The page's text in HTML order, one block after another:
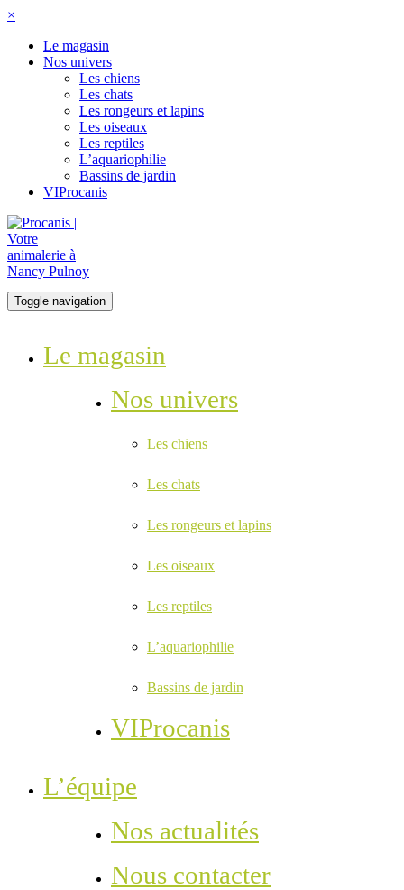
×
Le magasin
Nos univers
Les chiens
Les chats
Les rongeurs et lapins
Les oiseaux
Les reptiles
L’aquariophilie
Bassins de jardin
VIProcanis
Toggle navigation
Le magasin
Nos univers
Les chiens
Les chats
Les rongeurs et lapins
Les oiseaux
Les reptiles
L’aquariophilie
Bassins de jardin
VIProcanis
L’équipe
Nos actualités
Nous contacter